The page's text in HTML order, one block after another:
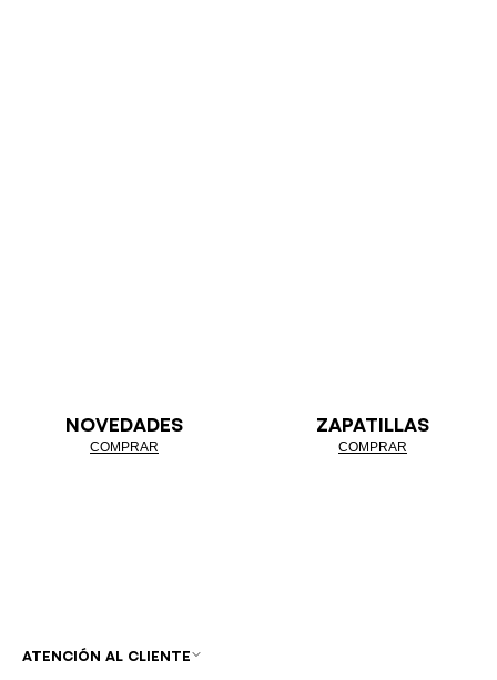
NOVEDADES
COMPRAR
ZAPATILLAS
COMPRAR
ATENCIÓN AL CLIENTE